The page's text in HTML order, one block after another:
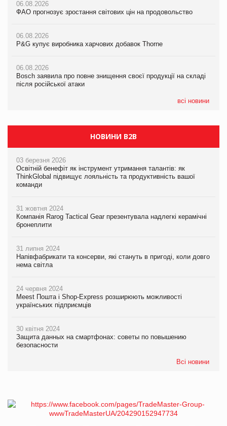
06.08.2026
ФАО прогнозує зростання світових цін на продовольство
06.08.2026
P&G купує виробника харчових добавок Thorne
06.08.2026
Bosch заявила про повне знищення своєї продукції на складі
після російської атаки
всі новини
06.08.2026
ФАО прогнозує зростання світових цін на продовольство
06.08.2026
P&G купує виробника харчових добавок Thorne
06.08.2026
Bosch заявила про повне знищення своєї продукції на складі
після російської атаки
06.08.2026
ФАО прогнозує зростання світових цін на продовольство
06.08.2026
P&G купує виробника харчових добавок Thorne
06.08.2026
Bosch заявила про повне знищення своєї продукції на складі
після російської атаки
НОВИНИ B2B
03 березня 2026
Освітній бенефіт як інструмент утримання талантів: як
ThinkGlobal підвищує лояльність та продуктивність вашої
команди
31 жовтня 2024
Компанія Rarog Tactical Gear презентувала надлегкі керамічні
бронеплити
31 липня 2024
Напівфабрикати та консерви, які стануть в пригоді, коли довго
нема світла
24 червня 2024
Meest Пошта і Shop-Express розширюють можливості
українських підприємців
30 квітня 2024
Защита данных на смартфонах: советы по повышению
безопасности
Всі новини